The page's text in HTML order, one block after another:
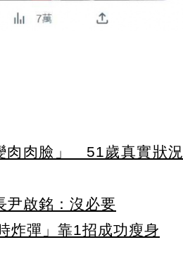
肉肉臉」 51歲真實狀況
啟銘：沒必要
炸彈」靠1招成功瘦身